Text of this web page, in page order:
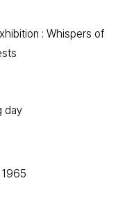
: Whispers of
day
1965